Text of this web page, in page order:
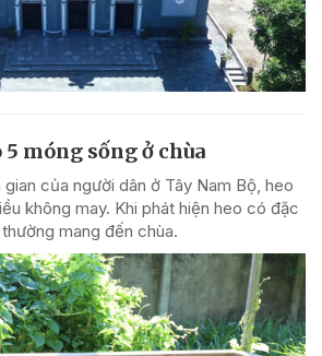
móng sống ở chùa
của người dân ở Tây Nam Bộ, heo
không may. Khi phát hiện heo có đặc
mang đến chùa.